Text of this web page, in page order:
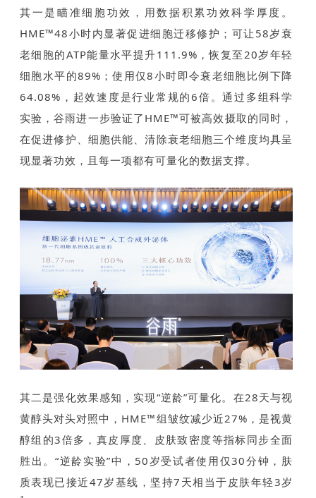
其一是瞄准细胞功效，用数据积累功效科学厚度。
HME™48小时内显著促进细胞迁移修护；可让58岁衰
老细胞的ATP能量水平提升111.9%，恢复至20岁年轻
细胞水平的89%；使用仅8小时即令衰老细胞比例下降
64.08%，起效速度是行业常规的6倍。通过多组科学
实验，谷雨进一步验证了HME™可被高效摄取的同时，
在促进修护、细胞供能、清除衰老细胞三个维度均具呈
现显著功效，且每一项都有可量化的数据支撑。
其二是强化效果感知，实现“逆龄”可量化。在28天与视
黄醇头对头对照中，HME™组皱纹减少近27%，是视黄
醇组的3倍多，真皮厚度、皮肤致密度等指标同步全面
胜出。“逆龄实验”中，50岁受试者使用仅30分钟，肤
质表现已接近47岁基线，坚持7天相当于皮肤年轻3岁